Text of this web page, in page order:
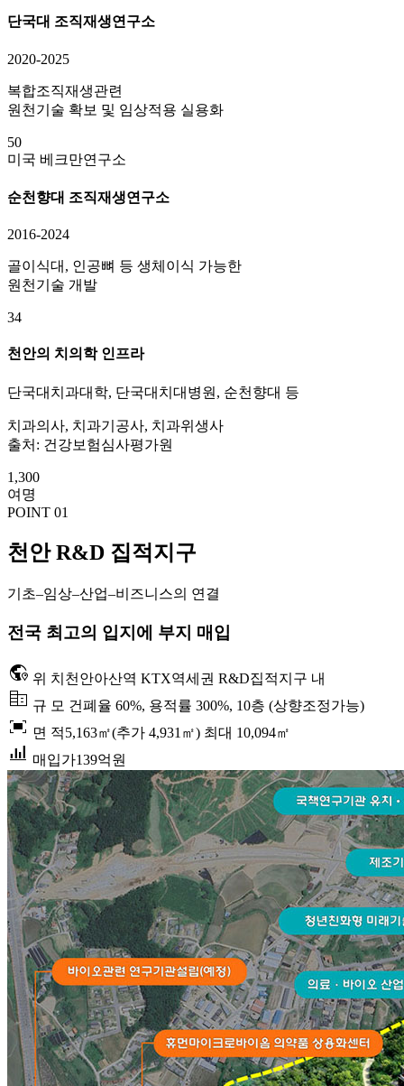
단국대 조직재생연구소
2020-2025
복합조직재생관련
원천기술 확보 및 임상적용 실용화
50
미국 베크만연구소
순천향대 조직재생연구소
2016-2024
골이식대, 인공뼈 등 생체이식 가능한
원천기술 개발
34
천안의 치의학 인프라
단국대치과대학, 단국대치대병원, 순천향대 등
치과의사, 치과기공사, 치과위생사
출처: 건강보험심사평가원
1,300
여명
POINT 01
천안 R&D 집적지구
기초–임상–산업–비즈니스의 연결
전국 최고의 입지에 부지 매입
globe_location_pin 위 치 천안아산역 KTX역세권 R&D집적지구 내
corporate_fare 규 모 건폐율 60%, 용적률 300%, 10층 (상향조정가능)
fit_screen 면 적5,163㎡(추가 4,931㎡) 최대 10,094㎡
bar_chart_4_bars 매입가139억원